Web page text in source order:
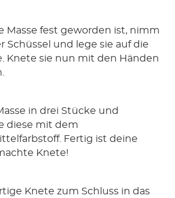
Masse fest geworden ist, nimm
Schüssel und lege sie auf die
Knete sie nun mit den Händen
in drei Stücke und
diese mit dem
Fertig ist deine
Knete!
Knete zum Schluss in das